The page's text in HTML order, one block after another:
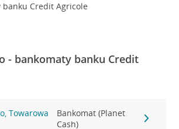
Credit Agricole
- bankomaty banku Credit
Towarowa
Bankomat (Planet
Cash)